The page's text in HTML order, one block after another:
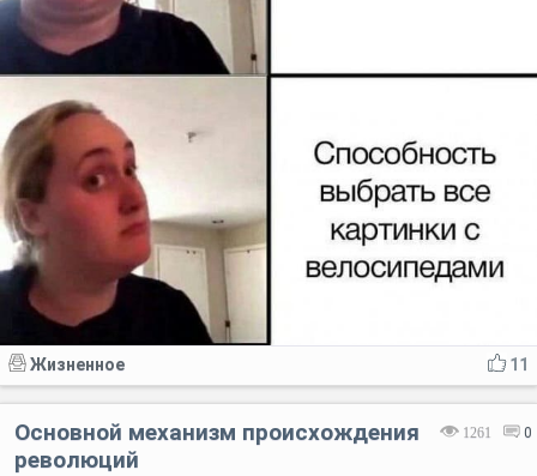
11
Жизненное
1261 0
Основной механизм происхождения
революций